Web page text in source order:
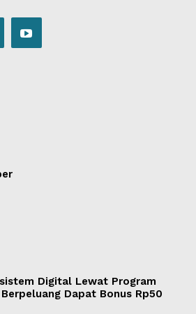
Digital Lewat Program
Dapat Bonus Rp50